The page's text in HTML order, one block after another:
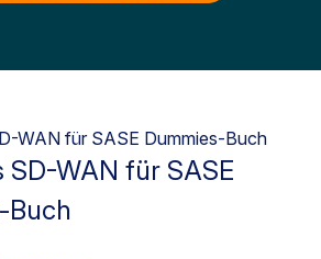
SD-WAN für SASE
Buch